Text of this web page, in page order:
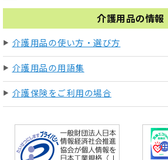
介護用品の情報
介護用品の使い方・選び方
介護用品の用語集
介護保険をご利用の場合